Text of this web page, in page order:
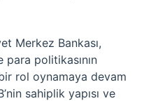
Merkez Bankası,
para politikasının
rol oynamaya devam
sahiplik yapısı ve